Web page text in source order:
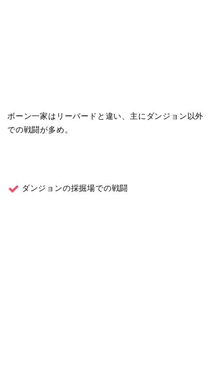
ボーン一家はリーバードと違い、主にダンジョン以外
での戦闘が多め。
ダンジョンの採掘場での戦闘